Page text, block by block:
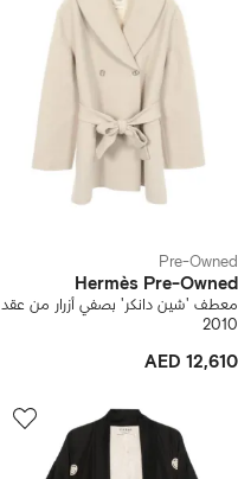
Pre-Owned
Hermès Pre-Owned
معطف 'شين دانكر' بصفي أزرار من عقد
2010
AED 12,610